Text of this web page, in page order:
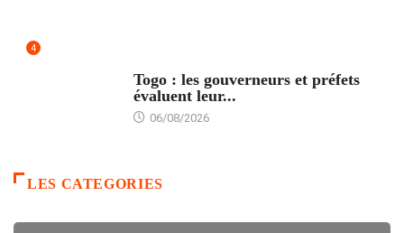
4
Togo : les gouverneurs et préfets
évaluent leur...
06/08/2026
LES CATEGORIES